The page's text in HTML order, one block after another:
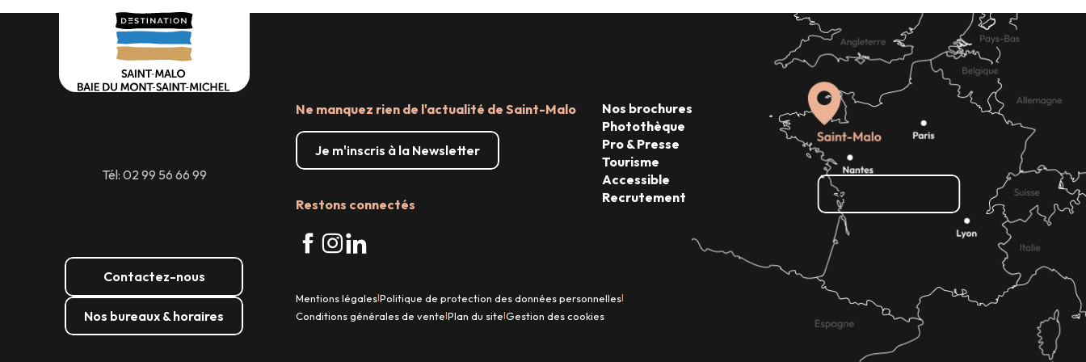
Tél: 02 99 56 66 99
Contactez-nous
Nos bureaux & horaires
Ne manquez rien de l'actualité de Saint-Malo
Je m'inscris à la Newsletter
Restons connectés
Nos brochures
Photothèque
Pro & Presse
Tourisme
Accessible
Recrutement
Mentions légales|Politique de protection des données personnelles|
Conditions générales de vente|Plan du site|Gestion des cookies
Comment venir ?